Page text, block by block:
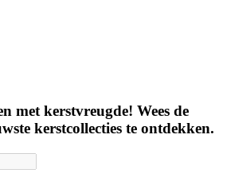
met kerstvreugde! Wees de
kerstcollecties te ontdekken.